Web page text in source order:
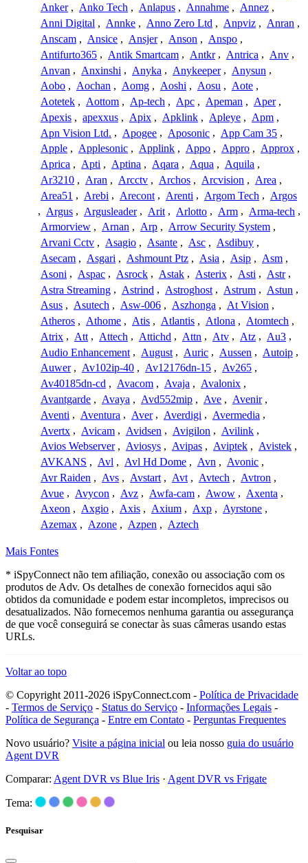
Anker , Anko Tech , Anlapus , Annahme , Annez ,
Anni Digital , Annke , Anno Zero Ltd , Anpviz , Anran ,
Anscam , Ansice , Ansjer , Anson , Anspo ,
Antifurto365 , Antik Smartcam , Antkr , Antrica , Anv ,
Anvan , Anxinshi , Anyka , Anykeeper , Anysun ,
Aobo , Aochan , Aomg , Aoshi , Aosu , Aote ,
Aotetek , Aottom , Ap-tech , Apc , Apeman , Aper ,
Apexis , apexxus , Apix , Apklink , Apleye , Apm ,
Apn Vision Ltd. , Apogee , Aposonic , App Cam 35 ,
Apple , Applesonic , Applink , Appo , Appro , Approx ,
Aprica , Apti , Aptina , Aqara , Aqua , Aquila ,
Ar3210 , Aran , Arcctv , Archos , Arcvision , Area ,
Area51 , Arebi , Arecont , Arenti , Argom Tech , Argos
, Argus , Argusleader , Arit , Arlotto , Arm , Arma-tech ,
Armorview , Arnan , Arp , Arrow Security System ,
Arvani Cctv , Asagio , Asante , Asc , Asdibuy ,
Asecam , Asgari , Ashmount Ptz , Asia , Asip , Asm ,
Asoni , Aspac , Asrock , Astak , Asterix , Asti , Astr ,
Astra Streaming , Astrind , Astroghost , Astrum , Astun ,
Asus , Asutech , Asw-006 , Aszhonga , At Vision ,
Atheros , Athome , Atis , Atlantis , Atlona , Atomtech ,
Atrix , Att , Attech , Attichd , Attn , Atv , Atz , Au3 ,
Audio Enhancement , August , Auric , Aussen , Autoip ,
Auwer , Av102ip-40 , Av12176dn-15 , Av265 ,
Av40185dn-cd , Avacom , Avaja , Avalonix ,
Avantgarde , Avaya , Avd552mip , Ave , Avenir ,
Aventi , Aventura , Aver , Averdigi , Avermedia ,
Avertx , Avicam , Avidsen , Avigilon , Avilink ,
Avios Webserver , Aviosys , Avipas , Aviptek , Avistek ,
AVKANS , Avl , Avl Hd Dome , Avn , Avonic ,
Avr Raiden , Avs , Avstart , Avt , Avtech , Avtron ,
Avue , Avycon , Avz , Awfa-cam , Awow , Axenta ,
Axeon , Axgio , Axis , Axium , Axp , Ayrstone ,
Azemax , Azone , Azpen , Aztech
Mais Fontes
* iSpyConnect não tem afiliação, conexão ou associação com os
produtos de Adv. Os detalhes de conexão fornecidos aqui são
obtidos da comunidade e podem estar incompletos, imprecisos ou
desatualizados. Não fornecemos nenhuma garantia ou assegurança
de que você conseguirá se conectar às suas câmeras usando estas
URLs.
Voltar ao topo
© Copyright 2011-2026 iSpyConnect.com - Política de Privacidade
- Termos de Serviço - Status do Serviço - Informações Legais -
Política de Segurança - Entre em Contato - Perguntas Frequentes
Novo usuário? Visite a página inicial ou leia nosso guia do usuário
Agent DVR
Comparar: Agent DVR vs Blue Iris · Agent DVR vs Frigate
Tema:
Pesquisar